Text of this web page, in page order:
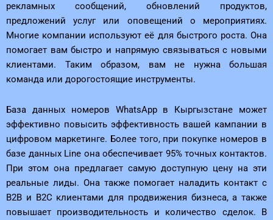
рекламных сообщений, обновлений продуктов,
предложений услуг или оповещений о мероприятиях.
Многие компании используют её для быстрого роста. Она
помогает вам быстро и напрямую связываться с новыми
клиентами. Таким образом, вам не нужна большая
команда или дорогостоящие инструменты.
База данных номеров WhatsApp в Кыргызстане может
эффективно повысить эффективность вашей кампании в
цифровом маркетинге. Более того, при покупке номеров в
базе данных Line она обеспечивает 95% точных контактов.
При этом она предлагает самую доступную цену на эти
реальные лиды. Она также помогает наладить контакт с
B2B и B2C клиентами для продвижения бизнеса, а также
повышает производительность и количество сделок. В